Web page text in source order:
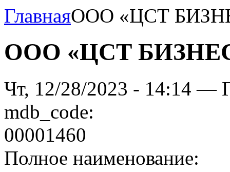
ГлавнаяООО «ЦСТ
ООО «ЦСТ
Чт, 12/28/2023 - 14:14 —
mdb_code:
00001460
Полное наименование: